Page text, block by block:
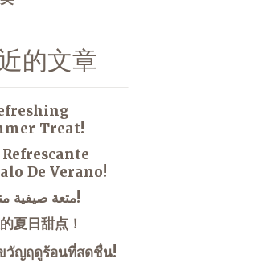
的文章
Treat!
Refrescante
De Verano!
متعة صيفية منعشة!
夏日甜点！
วัญฤดูร้อนที่สดชื่น!